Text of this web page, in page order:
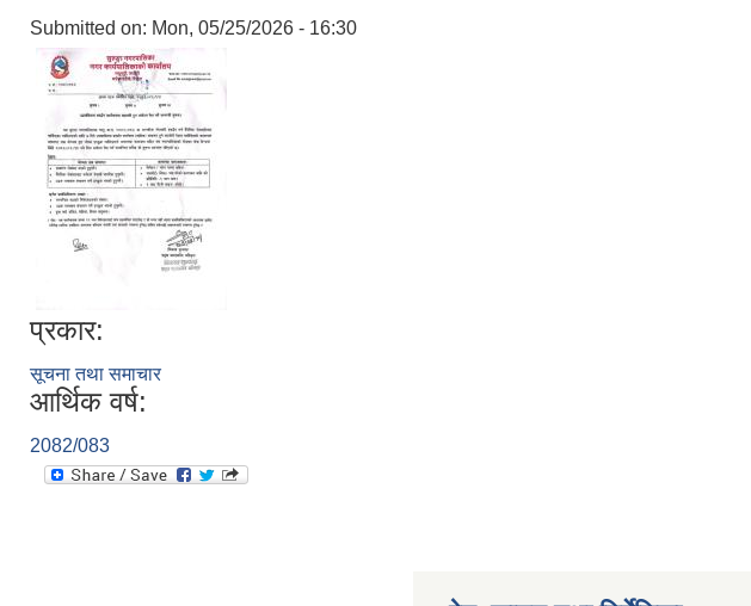
Submitted on: Mon, 05/25/2026 - 16:30
प्रकार:
सूचना तथा समाचार
आर्थिक वर्ष:
2082/083